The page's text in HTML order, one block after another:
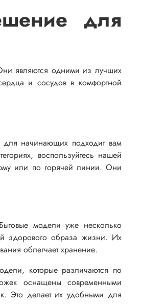
для
являются одними из лучших
и сосудов в комфортной
начинающих подходит вам
воспользуйтесь нашей
или по горячей линии. Они
модели уже несколько
здорового образа жизни. Их
облегчает хранение.
которые различаются по
оснащены современными
Это делает их удобными для